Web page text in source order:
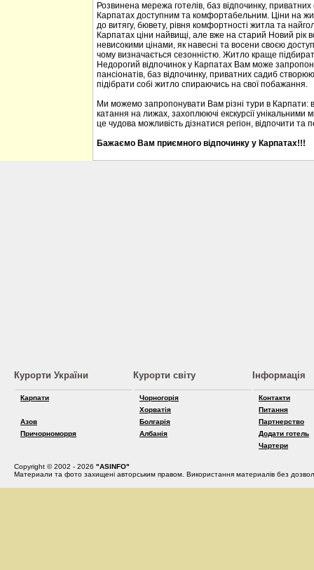
Розвинена мережа готелів, баз відпочинку,
Карпатах доступним та комфортабельним. Ціни на
до витягу, бювету, рівня комфортності житла та
Карпатах ціни найвищі, але вже на старий Новий рік
невисокими цінами, як навесні та восени своєю
чому визначається сезонністю. Житло краще
Недорогий відпочинок у Карпатах Вам може
пансіонатів, баз відпочинку, приватних садиб
підібрати собі житло спираючись на свої побажання.
Ми можемо запропонувати Вам різні тури в Карпати:
катання на лижах, захоплюючі екскурсії
це чудова можливість дізнатися регіон, відпочити та
Бажаємо Вам приємного відпочинку у Карпатах!!!
Курорти України
Карпати
Азов
Причорноморря
Курорти світу
Чорногорія
Хорватія
Болгарія
Албанія
Інформація
Контакти
Питання
Партнерство
Додати готель
Чартери
Copyright © 2002 - 2026 "ASINFO"
Материали та фото захищені авторським правом. Використання материалів без